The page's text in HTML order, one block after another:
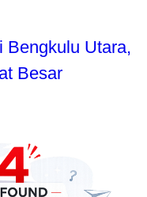
Bengkulu Utara,
Besar